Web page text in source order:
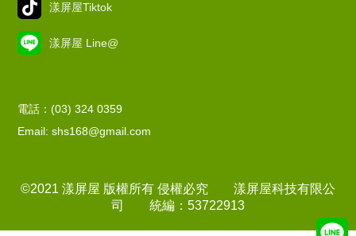
漾屏屋Tiktok
漾屏屋 Line@
電話：(03) 324 0359
Email: shs168@gmail.com
©2021 漾屏屋 版權所有 侵權必究 漾屏屋科技有限公
司 統編：53722913